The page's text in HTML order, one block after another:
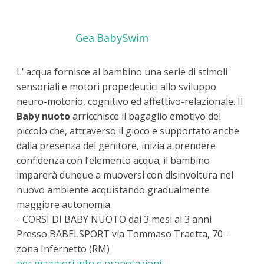
Gea BabySwim
L’ acqua fornisce al bambino una serie di stimoli
sensoriali e motori propedeutici allo sviluppo
neuro-motorio, cognitivo ed affettivo-relazionale. Il
Baby nuotoarricchisce il bagaglio emotivo del
piccolo che, attraverso il gioco e supportato anche
dalla presenza del genitore, inizia a prendere
confidenza con l’elemento acqua; il bambino
imparerà dunque a muoversi con disinvoltura nel
nuovo ambiente acquistando gradualmente
maggiore autonomia.
- CORSI DI BABY NUOTO dai 3 mesi ai 3 anni
Presso BABELSPORT via Tommaso Traetta, 70 -
zona Infernetto (RM)